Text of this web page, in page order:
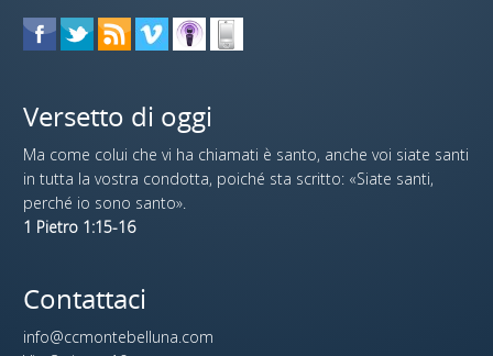
Versetto di oggi
Ma come colui che vi ha chiamati è santo, anche voi siate santi
in tutta la vostra condotta, poiché sta scritto: «Siate santi,
perché io sono santo».
1 Pietro 1:15-16
Contattaci
info@ccmontebelluna.com